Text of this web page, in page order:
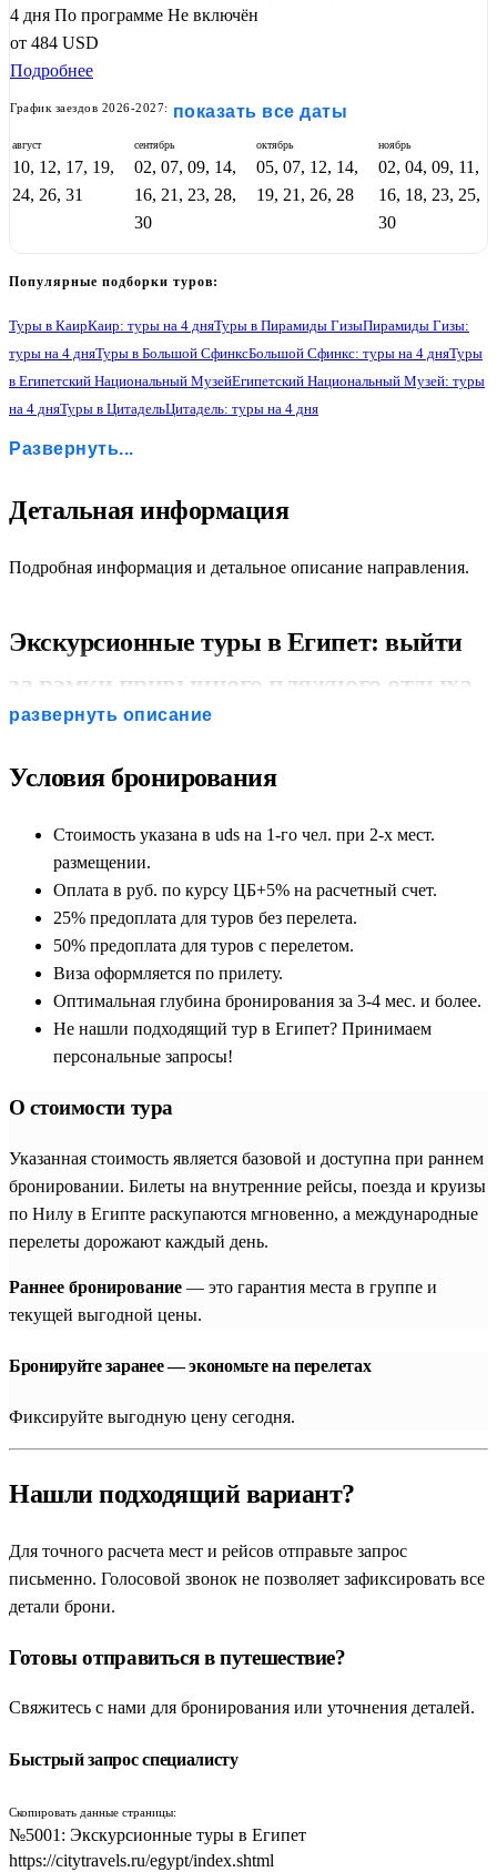
4 дня По программе Не включён
от 484 USD
Подробнее
График заездов 2026-2027: показать все даты
август
10, 12, 17, 19,
24, 26, 31
сентябрь
02, 07, 09, 14,
16, 21, 23, 28,
30
октябрь
05, 07, 12, 14,
19, 21, 26, 28
ноябрь
02, 04, 09, 11,
16, 18, 23, 25,
30
Популярные подборки туров:
Туры в КаирКаир: туры на 4 дняТуры в Пирамиды ГизыПирамиды Гизы:
туры на 4 дняТуры в Большой СфинксБольшой Сфинкс: туры на 4 дняТуры
в Египетский Национальный МузейЕгипетский Национальный Музей: туры
на 4 дняТуры в ЦитадельЦитадель: туры на 4 дня
Туры в Рынок Хан эль Халили
Развернуть...
Детальная информация
Подробная информация и детальное описание направления.
Экскурсионные туры в Египет: выйти
за рамки привычного пляжного отдыха
загадочных цивилизаций в истории человечества. Для тех,
кто хочет выйти за рамки привычного пляжного отдыха,
экскурсионные туры в Египет предлагают грандиозные
программа объединяет ключевые исторические центры:
величественный Каир, средиземноморскую Александрию,
монументальный Луксор и самобытный Асуан. Незабываемой
частью такого путешествия становятся классические круизы
по Нилу, позволяющие созерцать древние храмы прямо со
вкусом комфортабельного теплохода. Такие путевки и
организованные поездки подходят для всех категорий
Главное преимущество, которое дают регулярные групповые
сертифицированные гиды с идеальным знанием русского
языка, которые превращают каждую экскурсию в
Каир и Александрия
открывает бурлящийКаир. Главным магнитом столицы, ради
грандиозныеПирамиды Гизы(в путеводителях также —
Пирамиды в Гизе) — единственное сохранившееся до наших
дней чудо древнего мира. Туристы без спешки исследуют
отправляются к истокам древнего государства. Экскурсия
обязательно включает древнейшую столицу
Джосера.
Египетский музей
на площади Тахрир, хранящий бесценные
сокровища гробницы Тутанхамона и уникальные саркофаги.
развернуть описание
Условия бронирования
Стоимость указана в uds на 1-го чел. при 2-х мест.
размещении.
Оплата в руб. по курсу ЦБ+5% на расчетный счет.
25% предоплата для туров без перелета.
50% предоплата для туров с перелетом.
Виза оформляется по прилету.
Оптимальная глубина бронирования за 3-4 мес. и более.
Не нашли подходящий тур в Египет? Принимаем
персональные запросы!
О стоимости тура
Указанная стоимость является базовой и доступна при раннем
бронировании. Билеты на внутренние рейсы, поезда и круизы
по Нилу в Египте раскупаются мгновенно, а международные
перелеты дорожают каждый день.
Раннее бронирование — это гарантия места в группе и
текущей выгодной цены.
Бронируйте заранее — экономьте на перелетах
Фиксируйте выгодную цену сегодня.
Нашли подходящий вариант?
Для точного расчета мест и рейсов отправьте запрос
письменно. Голосовой звонок не позволяет зафиксировать все
детали брони.
Готовы отправиться в путешествие?
Свяжитесь с нами для бронирования или уточнения деталей.
Быстрый запрос специалисту
Скопировать данные страницы:
№5001: Экскурсионные туры в Египет
https://citytravels.ru/egypt/index.shtml